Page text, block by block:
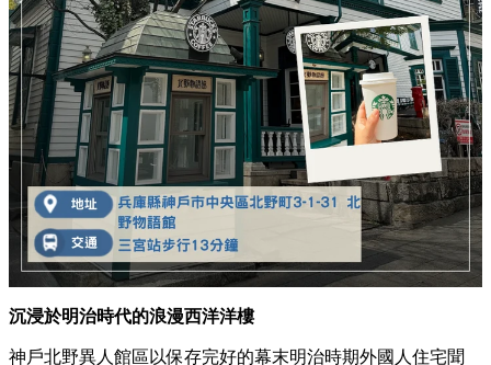
沉浸於明治時代的浪漫西洋洋樓
神戶北野異人館區以保存完好的幕末明治時期外國人住宅聞